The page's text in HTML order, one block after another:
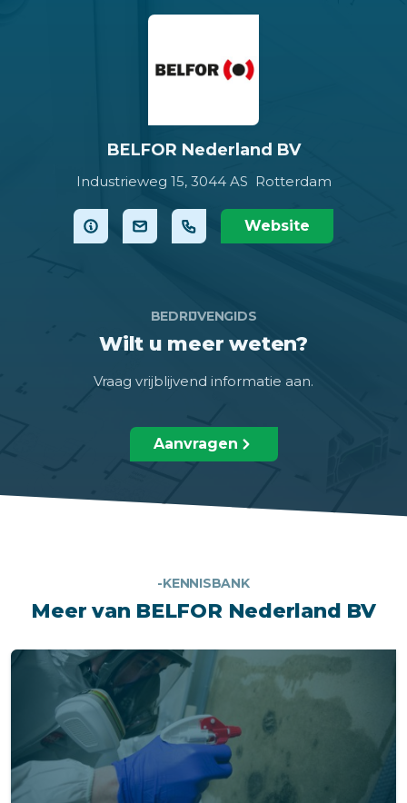
BELFOR Nederland BV
Industrieweg 15, 3044 AS Rotterdam
Website
BEDRIJVENGIDS
Wilt u meer weten?
Vraag vrijblijvend informatie aan.
Aanvragen
-KENNISBANK
Meer van BELFOR Nederland BV